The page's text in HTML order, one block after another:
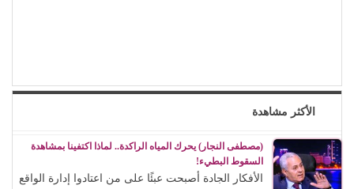
الأكثر مشاهدة
(مصطفى النجار) يحرك المياه الراكدة.. لماذا اكتفينا بمشاهدة
السقوط البطيء!
الأفكار الجادة أصبحت عبئًا على من اعتادوا إدارة الواقع